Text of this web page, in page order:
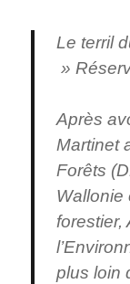
Le terril
»
Après
Martinet
Forêts
Wallonie
forestier,
plus loin